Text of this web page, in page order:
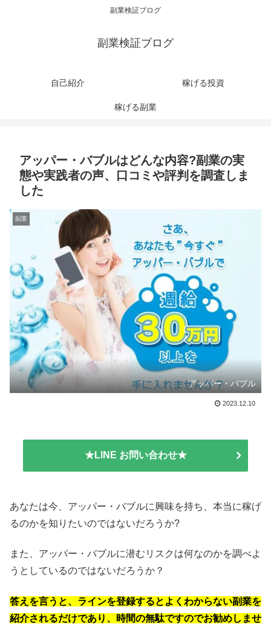
副業検証ブログ
副業検証ブログ
自己紹介 稼げる投資
稼げる副業
アッパー・バブルはどんな内容?副業の実
態や実践者の声、口コミや評判を調査しま
した
副業
アッパー・バブル
2023.12.10
★LINE お問い合わせ★
あなたは今、アッパー・バブルに興味を持ち、本当に稼げ
るのかを知りたいのではないだろうか?
また、アッパー・バブルに潜むリスクは何なのかを調べよ
うとしているのではないだろうか？
答えを言うと、ラインを登録するとよくわからない副業を
紹介されるだけであり、時間の無駄ですのでお勧めしませ